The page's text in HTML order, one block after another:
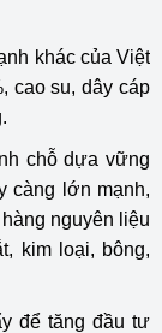
khác của Việt
cao su, dây cáp
chỗ dựa vững
càng lớn mạnh,
nguyên liệu
kim loại, bông,
để tăng đầu tư